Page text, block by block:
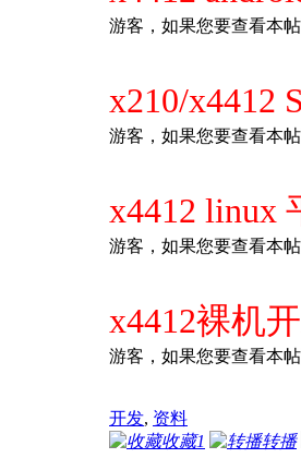
游客，如果您要查看本
x210/x4412
游客，如果您要查看本
x4412 linux
游客，如果您要查看本
x4412裸机
游客，如果您要查看本
开发, 资料
收藏1 转播